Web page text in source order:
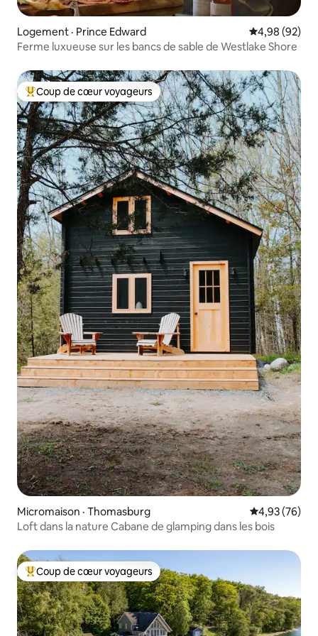
Logement · Prince Edward Note
4,98 (92)
Ferme luxueuse sur les bancs de sable de Westlake Shore
Coup de cœur voyageurs parmi les plus aimés
Coup de cœur voyageurs
Micromaison · Thomasburg Note
4,93 (76)
Loft dans la nature Cabane de glamping dans les bois
Coup de cœur voyageurs parmi les plus aimés
Coup de cœur voyageurs